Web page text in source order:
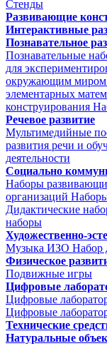
Стенды
Развивающие
Интерактивные
Познавательное
Познавательные
для
окружающим миром
элементарных
конструирования
Речевое развитие
Мультимедийные
развития речи и
деятельности
Социально
Наборы
организаций
Дидактические
наборы
Художественно-
Музыка ИЗО Набор
Физическое
Подвижные игры
Цифровые
Цифровые
Цифровые
Технические
Натуральные